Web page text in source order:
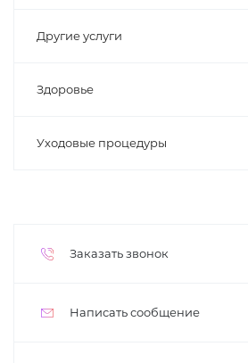
Другие услуги
Здоровье
Уходовые процедуры
Заказать звонок
Написать сообщение